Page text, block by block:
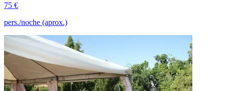
75 €
pers./noche (aprox.)